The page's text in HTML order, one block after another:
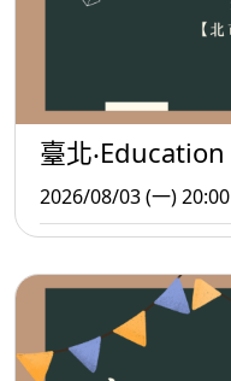
臺北‧Education
2026/08/03 (一) 20:00